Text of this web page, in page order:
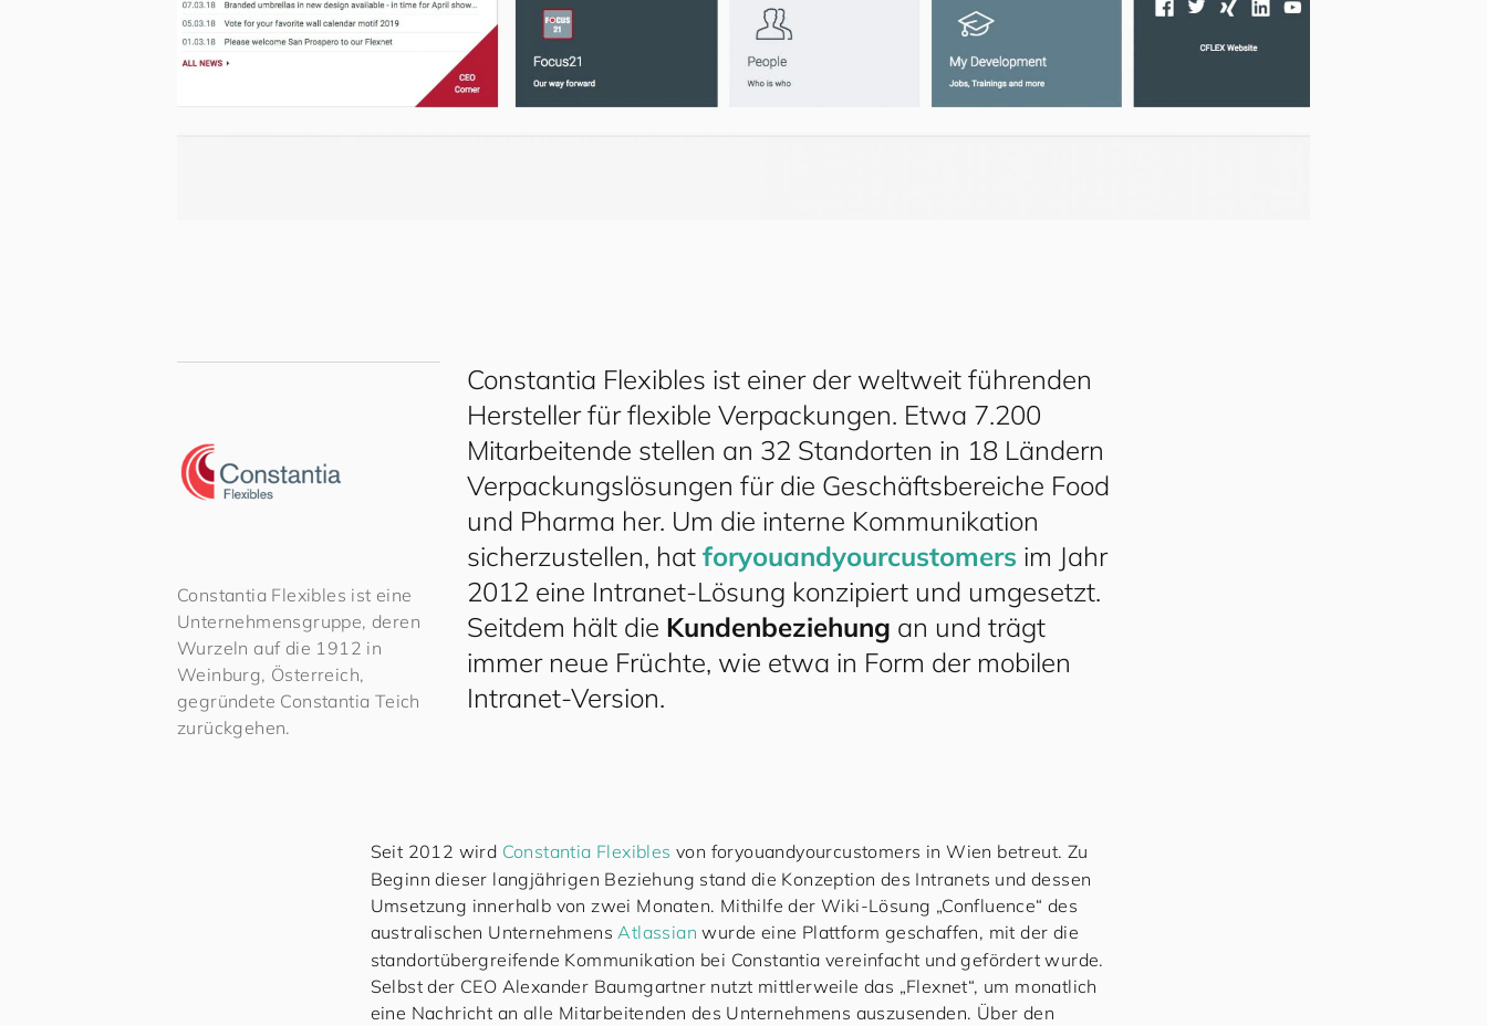
Constantia Flexibles ist eine
Unternehmensgruppe, deren
Wurzeln auf die 1912 in
Weinburg, Österreich,
gegründete Constantia Teich
zurückgehen.
Constantia Flexibles ist einer der weltweit führenden
Hersteller für flexible Verpackungen. Etwa 7.200
Mitarbeitende stellen an 32 Standorten in 18 Ländern
Verpackungslösungen für die Geschäftsbereiche Food
und Pharma her. Um die interne Kommunikation
sicherzustellen, hat foryouandyourcustomers im Jahr
2012 eine Intranet-Lösung konzipiert und umgesetzt.
Seitdem hält die Kundenbeziehung an und trägt
immer neue Früchte, wie etwa in Form der mobilen
Intranet-Version.
Seit 2012 wird Constantia Flexibles von foryouandyourcustomers in Wien betreut. Zu
Beginn dieser langjährigen Beziehung stand die Konzeption des Intranets und dessen
Umsetzung innerhalb von zwei Monaten. Mithilfe der Wiki-Lösung „Confluence“ des
australischen UnternehmensAtlassian wurde eine Plattform geschaffen, mit der die
standortübergreifende Kommunikation bei Constantia vereinfacht und gefördert wurde.
Selbst der CEO Alexander Baumgartner nutzt mittlerweile das „Flexnet“, um monatlich
eine Nachricht an alle Mitarbeitenden des Unternehmens auszusenden. Über den